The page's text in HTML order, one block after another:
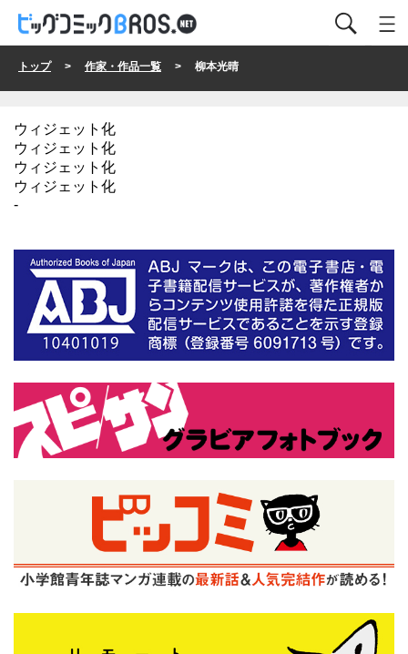
トップ> 作家・作品一覧 > 柳本光晴
ウィジェット化
ウィジェット化
ウィジェット化
ウィジェット化
-